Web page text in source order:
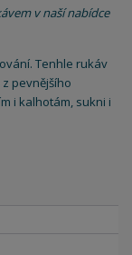
v naší nabídce
Tenhle rukáv
pevnějšího
i kalhotám, sukni i